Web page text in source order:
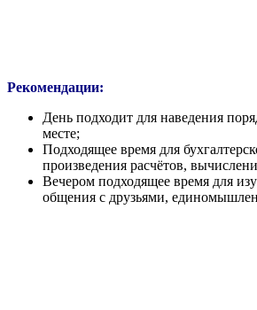
Рекомендации:
День подходит для наведения
месте;
Подходящее время для
произведения расчётов,
Вечером подходящее время для
общения с друзьями,